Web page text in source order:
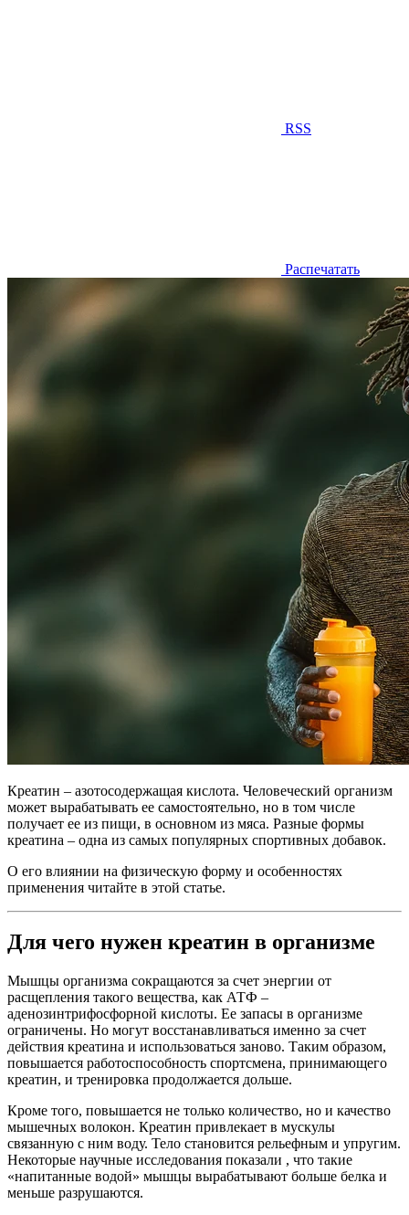
RSS
Распечатать
Креатин – азотосодержащая кислота. Человеческий организм
может вырабатывать ее самостоятельно, но в том числе
получает ее из пищи, в основном из мяса. Разные формы
креатина – одна из самых популярных спортивных добавок.
О его влиянии на физическую форму и особенностях
применения читайте в этой статье.
Для чего нужен креатин в организме
Мышцы организма сокращаются за счет энергии от
расщепления такого вещества, как АТФ –
аденозинтрифосфорной кислоты. Ее запасы в организме
ограничены. Но могут восстанавливаться именно за счет
действия креатина и использоваться заново. Таким образом,
повышается работоспособность спортсмена, принимающего
креатин, и тренировка продолжается дольше.
Кроме того, повышается не только количество, но и качество
мышечных волокон. Креатин привлекает в мускулы
связанную с ним воду. Тело становится рельефным и упругим.
Некоторые научные исследования показали , что такие
«напитанные водой» мышцы вырабатывают больше белка и
меньше разрушаются.